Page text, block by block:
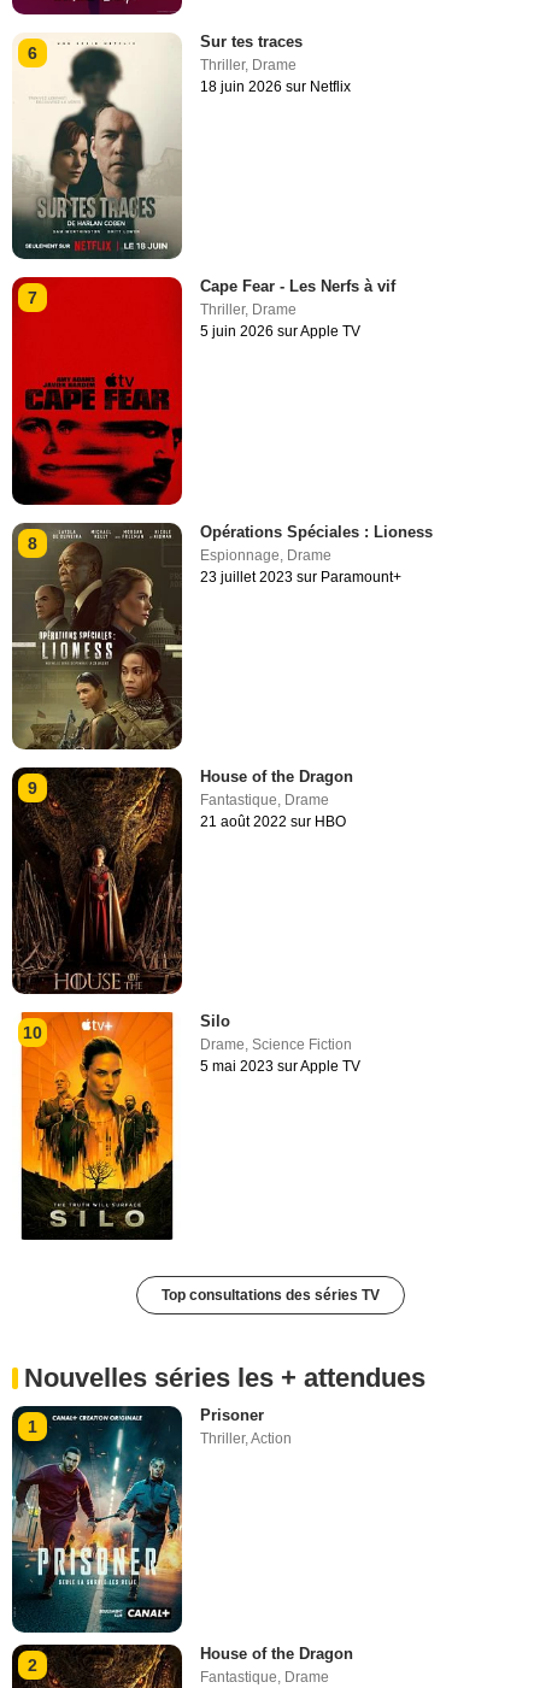
6
Sur tes traces
Thriller, Drame
18 juin 2026 sur Netflix
7
Cape Fear - Les Nerfs à vif
Thriller, Drame
5 juin 2026 sur Apple TV
8
Opérations Spéciales : Lioness
Espionnage Drame
23 juillet 2023 sur Paramount+
9
House of the Dragon
Fantastique, Drame
21 août 2022 sur HBO
10
Silo
Drame,Science Fiction
5 mai 2023 sur Apple TV
Top consultations des séries TV
Nouvelles séries les + attendues
1
Prisoner
Thriller,Action
2
House of the Dragon
Fantastique, Drame